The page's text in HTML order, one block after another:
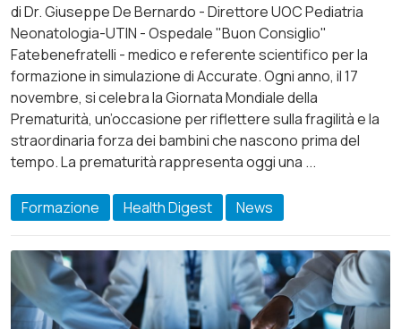
di Dr. Giuseppe De Bernardo - Direttore UOC Pediatria
Neonatologia-UTIN - Ospedale "Buon Consiglio"
Fatebenefratelli - medico e referente scientifico per la
formazione in simulazione di Accurate. Ogni anno, il 17
novembre, si celebra la Giornata Mondiale della
Prematurità, un’occasione per riflettere sulla fragilità e la
straordinaria forza dei bambini che nascono prima del
tempo. La prematurità rappresenta oggi una ...
Formazione Health Digest News